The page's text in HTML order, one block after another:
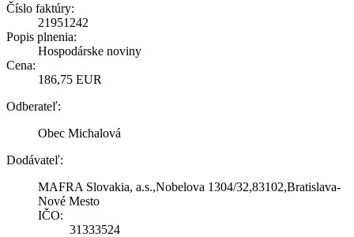
Číslo faktúry:
21951242
Popis plnenia:
Hospodárske noviny
Cena:
186,75 EUR
Odberateľ:
Obec Michalová
Dodávateľ:
MAFRA Slovakia, a.s.,Nobelova 1304/32,83102,Bratislava-
Nové Mesto
IČO:
31333524